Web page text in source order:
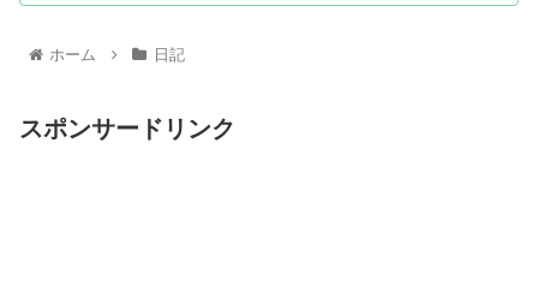
ホーム 日記
スポンサードリンク